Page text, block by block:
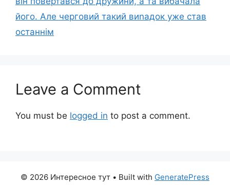
його. Але черговий такий виnадок уже став
останнім
Leave a Comment
You must be logged in to post a comment.
© 2026 Интересное тут • Built with GeneratePress